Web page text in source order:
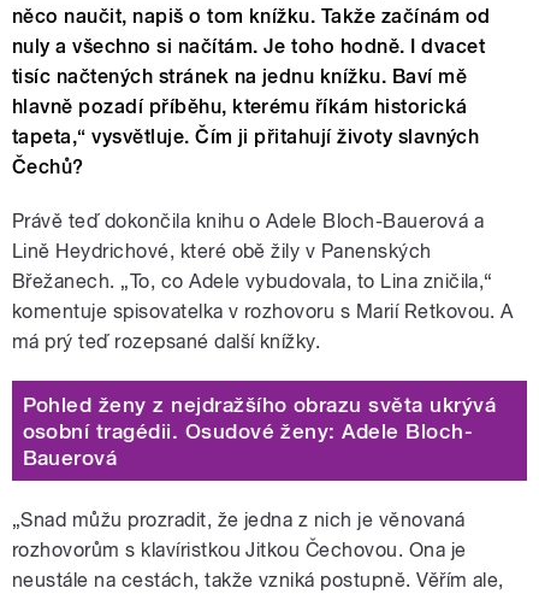
něco naučit, napiš o tom knížku. Takže začínám od
nuly a všechno si načítám. Je toho hodně. I dvacet
tisíc načtených stránek na jednu knížku. Baví mě
hlavně pozadí příběhu, kterému říkám historická
tapeta,“ vysvětluje. Čím ji přitahují životy slavných
Čechů?
Právě teď dokončila knihu o Adele Bloch-Bauerová a
Lině Heydrichové, které obě žily v Panenských
Břežanech. „To, co Adele vybudovala, to Lina zničila,“
komentuje spisovatelka v rozhovoru s Marií Retkovou. A
má prý teď rozepsané další knížky.
Pohled ženy z nejdražšího obrazu světa ukrývá
osobní tragédii. Osudové ženy: Adele Bloch-
Bauerová
„Snad můžu prozradit, že jedna z nich je věnovaná
rozhovorům s klavíristkou Jitkou Čechovou. Ona je
neustále na cestách, takže vzniká postupně. Věřím ale,